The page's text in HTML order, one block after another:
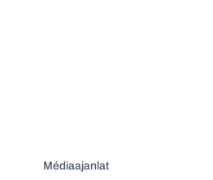
Médiaajanlat